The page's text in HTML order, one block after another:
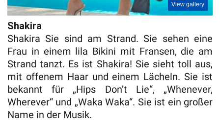
View gallery
Shakira
Shakira Sie sind am Strand. Sie sehen eine
Frau in einem lila Bikini mit Fransen, die am
Strand tanzt. Es ist Shakira! Sie sieht toll aus,
mit offenem Haar und einem Lächeln. Sie ist
bekannt für „Hips Don’t Lie“, „Whenever,
Wherever“ und „Waka Waka“. Sie ist ein großer
Name in der Musik.